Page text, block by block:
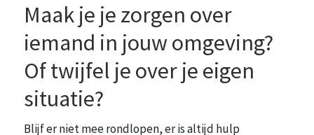
Maak je je zorgen over
iemand in jouw omgeving?
Of twijfel je over je eigen
situatie?
Blijf er niet mee rondlopen, er is altijd hulp